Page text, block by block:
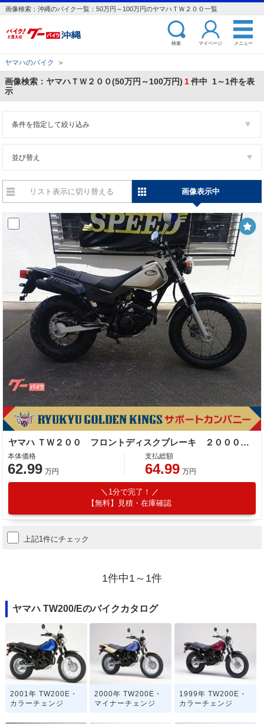
画像検索：沖縄のバイク一覧：50万円～100万円のヤマハＴＷ２００一覧
検索 マイページ メニュー
ヤマハのバイク ＞
画像検索：ヤマハＴＷ２００(50万円～100万円) 1件中 1～1件を表
示
条件を指定して絞り込み
並び替え
リスト表示に切り替える 画像表示中
ヤマハ ＴＷ２００ フロントディスクブレーキ ２０００年モデル
本体価格
62.99 万円
支払総額
64.99 万円
1分で完了！
【無料】見積・在庫確認
上記1件にチェック
1件中1～1件
ヤマハ TW200/Eのバイクカタログ
2001年 TW200E・
カラーチェンジ
2000年 TW200E・
マイナーチェンジ
1999年 TW200E・
カラーチェンジ